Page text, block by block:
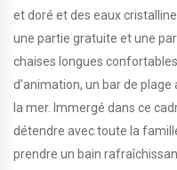
et doré et des eaux
une partie gratuite et une
chaises longues
d’animation, un bar de
la mer. Immergé dans ce
détendre avec toute la
prendre un bain